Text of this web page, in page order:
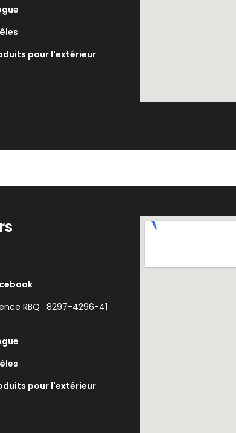
pour l'extérieur
RBQ : 8297-4296-41
pour l'extérieur